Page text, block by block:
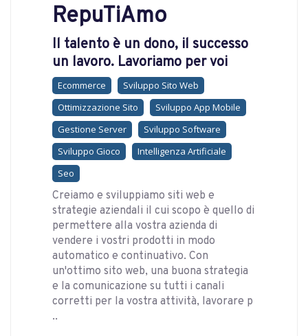
RepuTiAmo
Il talento è un dono, il successo
un lavoro. Lavoriamo per voi
Ecommerce
Sviluppo Sito Web
Ottimizzazione Sito
Sviluppo App Mobile
Gestione Server
Sviluppo Software
Sviluppo Gioco
Intelligenza Artificiale
Seo
Creiamo e sviluppiamo siti web e
strategie aziendali il cui scopo è quello di
permettere alla vostra azienda di
vendere i vostri prodotti in modo
automatico e continuativo. Con
un'ottimo sito web, una buona strategia
e la comunicazione su tutti i canali
corretti per la vostra attività, lavorare p
..